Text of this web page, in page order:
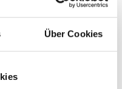
Über Cookies
(Der Download des Kontaktes
Whatsapp-Kontakte